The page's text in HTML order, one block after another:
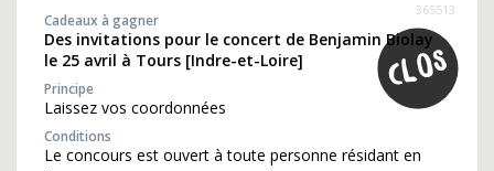
365513
Cadeaux à gagner
Des invitations pour le concert de Benjamin Biolay
le 25 avril à Tours [Indre-et-Loire]
Principe
Laissez vos coordonnées
Conditions
Le concours est ouvert à toute personne résidant en